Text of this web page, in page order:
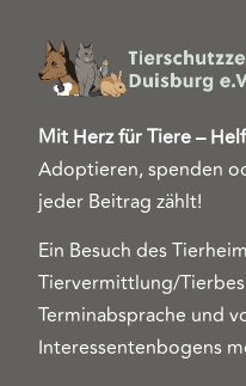
Mit Herz für Tiere –
Adoptieren, spenden
jeder Beitrag zählt!
Ein Besuch des
Tiervermittlung/
Terminabsprache und
Interessentenbogens